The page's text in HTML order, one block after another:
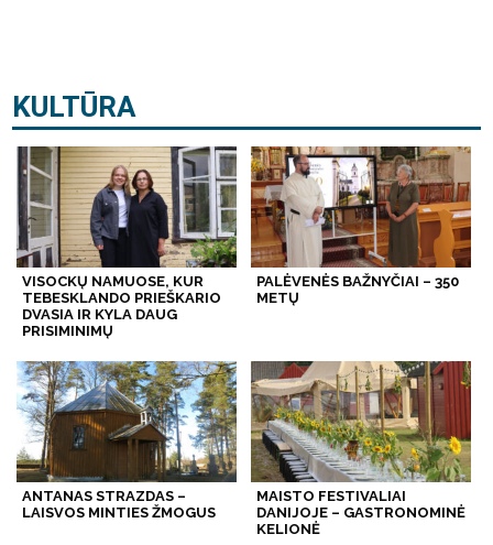
KULTŪRA
VISOCKŲ NAMUOSE, KUR
TEBESKLANDO PRIEŠKARIO
DVASIA IR KYLA DAUG
PRISIMINIMŲ
PALĖVENĖS BAŽNYČIAI – 350
METŲ
ANTANAS STRAZDAS –
LAISVOS MINTIES ŽMOGUS
MAISTO FESTIVALIAI
DANIJOJE – GASTRONOMINĖ
KELIONĖ